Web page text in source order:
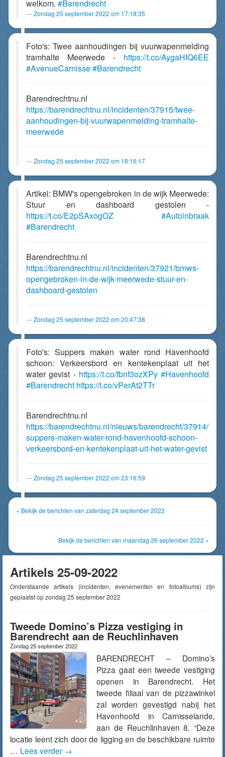
welkom. #Barendrecht
Zondag 25 september 2022 om 17:18:35
Foto's: Twee aanhoudingen bij vuurwapenmelding
tramhalte Meerwede - https://t.co/AygaHIQ6EE
#AvenueCarnisse#Barendrecht
Barendrechtnu.nl
https://barendrechtnu.nl/incidenten/37915/twee-
aanhoudingen-bij-vuurwapenmelding-tramhalte-
meerwede
Zondag 25 september 2022 om 18:16:17
Artikel: BMW's opengebroken in de wijk Meerwede:
Stuur en dashboard gestolen -
https://t.co/E2pSAxogOZ
#Autoinbraak
#Barendrecht
Barendrechtnu.nl
https://barendrechtnu.nl/incidenten/37921/bmws-
opengebroken-in-de-wijk-meerwede-stuur-en-
dashboard-gestolen
Zondag 25 september 2022 om 20:47:38
Foto's: Suppers maken water rond Havenhoofd
schoon: Verkeersbord en kentekenplaat uit het
water gevist - https://t.co/fbnf3ozXPy #Havenhoofd
#Barendrecht https://t.co/vPerAt2TTr
Barendrechtnu.nl
https://barendrechtnu.nl/nieuws/barendrecht/37914/
suppers-maken-water-rond-havenhoofd-schoon-
verkeersbord-en-kentekenplaat-uit-het-water-gevist
Zondag 25 september 2022 om 23:16:59
« Bekijk de berichten van zaterdag 24 september 2022
Bekijk de berichten van maandag 26 september 2022 »
Artikels 25-09-2022
Onderstaande artikels (incidenten, evenementen en fotoalbums) zijn
geplaatst op zondag 25 september 2022
Tweede Domino’s Pizza vestiging in
Barendrecht aan de Reuchlinhaven
Zondag 25 september 2022
BARENDRECHT – Domino’s
Pizza gaat een tweede vestiging
openen in Barendrecht. Het
tweede filiaal van de pizzawinkel
zal worden gevestigd nabij het
Havenhoofd in Carnisselande,
aan de Reuchlinhaven 8. “Deze
locatie leent zich door de ligging en de beschikbare ruimte
… Lees verder →